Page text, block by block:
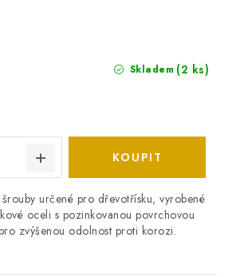
Skladem (2 ks)
určené pro dřevotřísku, vyrobené
oceli s pozinkovanou povrchovou
zvýšenou odolnost proti korozi.